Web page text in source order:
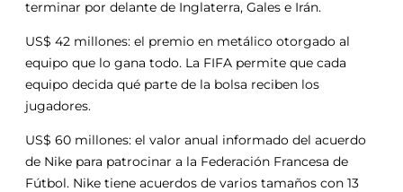
terminar por delante de Inglaterra, Gales e Irán.
US$ 42 millones: el premio en metálico otorgado al
equipo que lo gana todo. La FIFA permite que cada
equipo decida qué parte de la bolsa reciben los
jugadores.
US$ 60 millones: el valor anual informado del acuerdo
de Nike para patrocinar a la Federación Francesa de
Fútbol. Nike tiene acuerdos de varios tamaños con 13